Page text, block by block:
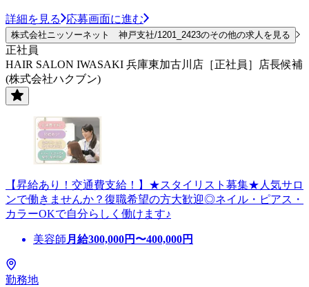
詳細を見る 応募画面に進む
株式会社ニッソーネット 神戸支社/1201_2423のその他の求人を見る
正社員
HAIR SALON IWASAKI 兵庫東加古川店［正社員］店長候補
(株式会社ハクブン)
【昇給あり！交通費支給！】★スタイリスト募集★人気サロ
ンで働きませんか？復職希望の方大歓迎◎ネイル・ピアス・
カラーOKで自分らしく働けます♪
美容師 月給300,000円〜400,000円
勤務地